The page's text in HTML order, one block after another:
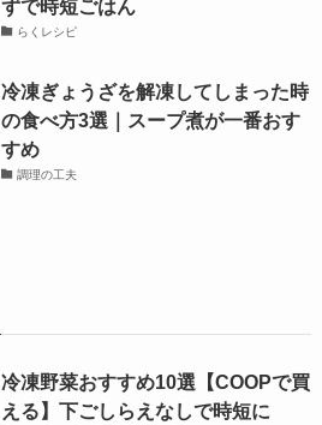
ずで時短ごはん
らくレシピ
冷凍ぎょうざを解凍してしまった時
の食べ方3選｜スープ煮が一番おす
すめ
調理の工夫
冷凍野菜おすすめ10選【COOPで買
える】下ごしらえなしで時短に